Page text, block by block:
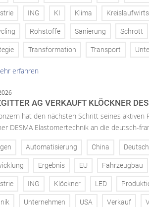
ING KI Klima
Rohstoffe Sanierung Schrott
Transformation Transport
erfahren
AG VERKAUFT KLÖCKNER
hat den nächsten Schritt seines aktiven
DESMA Elastomertechnik an die deutsch-
Automatisierung China
Ergebnis EU Fahrzeugbau
ING Klöckner LED
Unternehmen USA Verkauf